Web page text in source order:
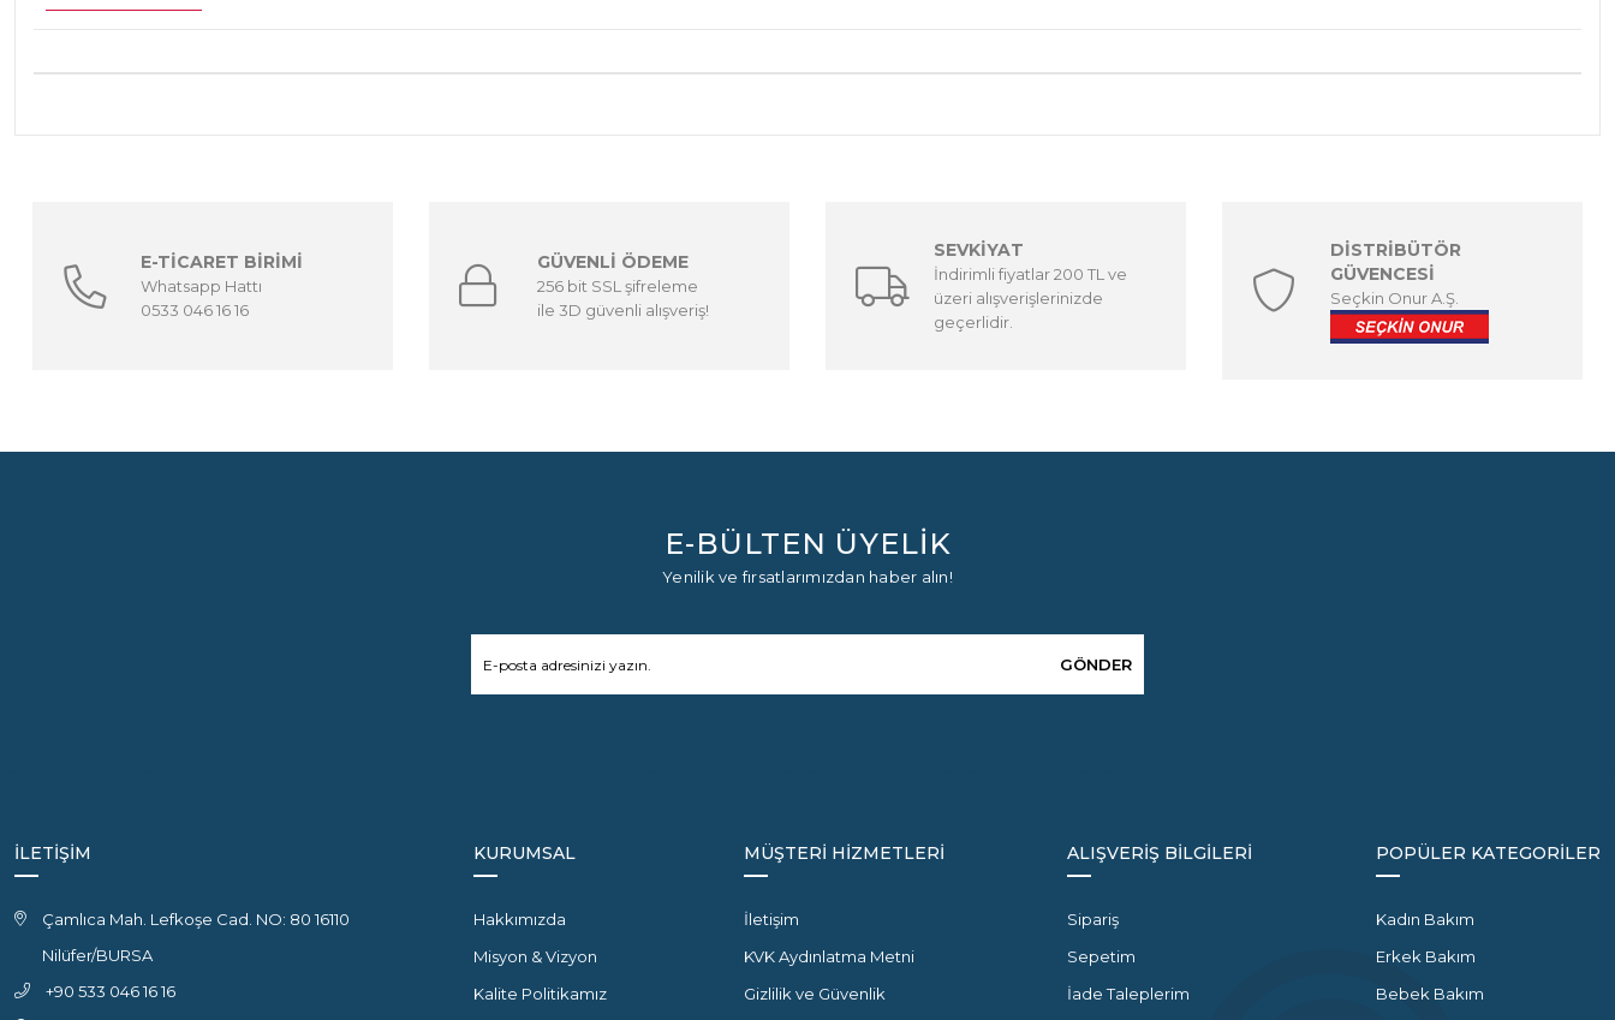
E-TİCARET BİRİMİ
Whatsapp Hattı
0533 046 16 16
GÜVENLİ ÖDEME
256 bit SSL şifreleme
ile 3D güvenli alışveriş!
SEVKİYAT
İndirimli fiyatlar 200 TL ve
üzeri alışverişlerinizde
geçerlidir.
DİSTRİBÜTÖR
GÜVENCESİ
Seçkin Onur A.Ş.
E-BÜLTEN ÜYELİK
Yenilik ve fırsatlarımızdan haber alın!
GÖNDER
İLETİŞİM
Çamlıca Mah. Lefkoşe Cad. NO: 80 16110
Nilüfer/BURSA
+90 533 046 16 16
KURUMSAL
Hakkımızda
Misyon & Vizyon
Kalite Politikamız
MÜŞTERİ HİZMETLERİ
İletişim
KVK Aydınlatma Metni
Gizlilik ve Güvenlik
ALIŞVERİŞ BİLGİLERİ
Sipariş
Sepetim
İade Taleplerim
POPÜLER KATEGORİLER
Kadın Bakım
Erkek Bakım
Bebek Bakım